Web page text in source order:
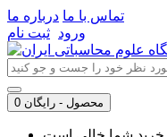
تماس با ما درباره ما
ورود ثبت نام
0 محصول - رایگان